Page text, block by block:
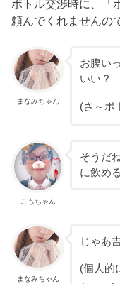
ボトル交渉時に、「
頼んでくれませんの
まなみちゃん
お腹い
いい？
(さ～ボ
こもちゃん
そうだ
に飲め
まなみちゃん
じゃあ
(個人的